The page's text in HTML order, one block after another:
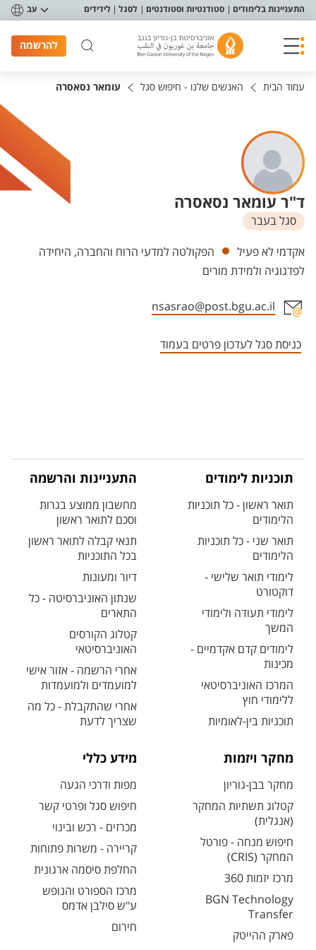
תפריט נגישות
התעניינות בלימודים סטודנטיות וסטודנטים לסגל לידידים עב
להרשמה
עמוד הבית האנשים שלנו - חיפוש סגל עומאר נסאסרה
ד"ר עומאר נסאסרה
סגל בעבר
יחידות
אקדמי לא פעיל
הפקולטה למדעי הרוח והחברה, היחידה
לפדגוגיה ולמידת מורים
nsasrao@post.bgu.ac.il
כניסת סגל לעדכון פרטים בעמוד
תוכניות לימודים
תואר ראשון - כל תוכניות
הלימודים
תואר שני - כל תוכניות
הלימודים
לימודי תואר שלישי -
דוקטורט
לימודי תעודה ולימודי
המשך
לימודים קדם אקדמיים -
מכינות
המרכז האוניברסיטאי
ללימודי חוץ
תוכניות בין-לאומיות
התעניינות והרשמה
מחשבון ממוצע בגרות
וסכם לתואר ראשון
תנאי קבלה לתואר ראשון
בכל התוכניות
דיור ומעונות
שנתון האוניברסיטה - כל
התארים
קטלוג הקורסים
האוניברסיטאי
אחרי הרשמה - אזור אישי
למועמדים ולמועמדות
אחרי שהתקבלת - כל מה
שצריך לדעת
מחקר ויזמות
מחקר בבן-גוריון
קטלוג תשתיות המחקר
(אנגלית)
חיפוש מנחה - פורטל
המחקר (CRIS)
מרכז יזמות 360
BGN Technology
Transfer
פארק ההייטק
מידע כללי
מפות ודרכי הגעה
חיפוש סגל ופרטי קשר
מכרזים - רכש ובינוי
קריירה - משרות פתוחות
החלפת סיסמה ארגונית
מרכז הספורט והנופש
ע"ש סילבן אדמס
חירום